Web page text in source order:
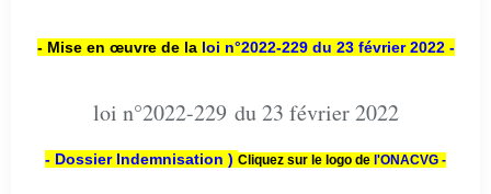
- Mise en œuvre de la loi n°2022-229 du 23 février 2022 -
loi n°2022-229 du 23 février 2022
- Dossier Indemnisation ) Cliquez sur le logo de l'ONACVG -